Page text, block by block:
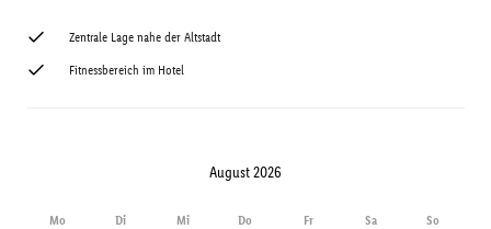
Zentrale Lage nahe der Altstadt
Fitnessbereich im Hotel
August 2026
Mo Di Mi Do Fr Sa So